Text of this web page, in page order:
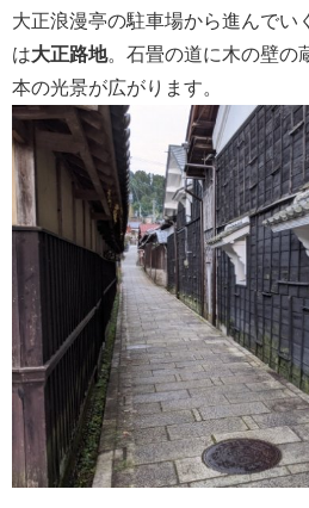
大正浪漫亭の駐車場から進んでい
は大正路地。石畳の道に木の壁の
本の光景が広がります。